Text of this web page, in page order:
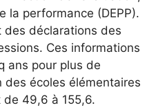
la performance (DEPP).
des déclarations des
Ces informations
ans pour plus de
des écoles élémentaires
de 49,6 à 155,6.